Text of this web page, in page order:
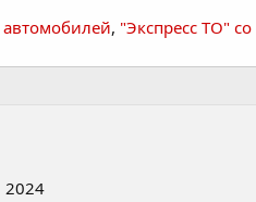
автомобилей, "Экспресс ТО"